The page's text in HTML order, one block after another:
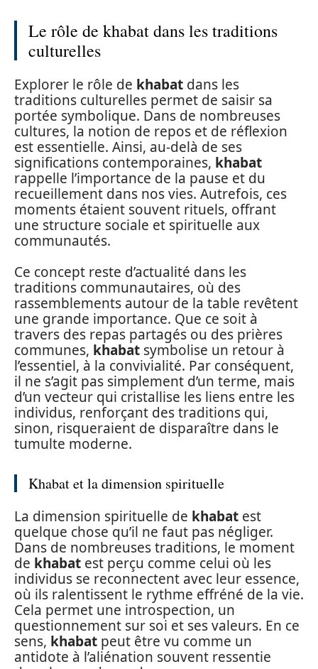
Le rôle de khabat dans les traditions
culturelles
Explorer le rôle de khabat dans les
traditions culturelles permet de saisir sa
portée symbolique. Dans de nombreuses
cultures, la notion de repos et de réflexion
est essentielle. Ainsi, au-delà de ses
significations contemporaines, khabat
rappelle l’importance de la pause et du
recueillement dans nos vies. Autrefois, ces
moments étaient souvent rituels, offrant
une structure sociale et spirituelle aux
communautés.
Ce concept reste d’actualité dans les
traditions communautaires, où des
rassemblements autour de la table revêtent
une grande importance. Que ce soit à
travers des repas partagés ou des prières
communes, khabat symbolise un retour à
l’essentiel, à la convivialité. Par conséquent,
il ne s’agit pas simplement d’un terme, mais
d’un vecteur qui cristallise les liens entre les
individus, renforçant des traditions qui,
sinon, risqueraient de disparaître dans le
tumulte moderne.
Khabat et la dimension spirituelle
La dimension spirituelle de khabat est
quelque chose qu’il ne faut pas négliger.
Dans de nombreuses traditions, le moment
de khabat est perçu comme celui où les
individus se reconnectent avec leur essence,
où ils ralentissent le rythme effréné de la vie.
Cela permet une introspection, un
questionnement sur soi et ses valeurs. En ce
sens, khabat peut être vu comme un
antidote à l’aliénation souvent ressentie